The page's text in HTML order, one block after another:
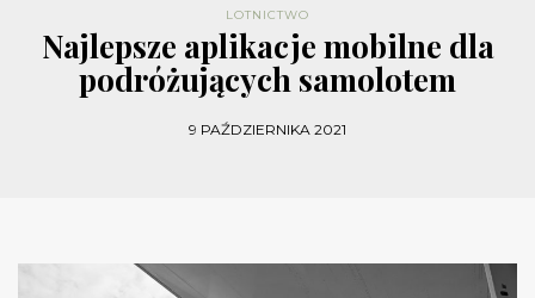
LOTNICTWO
Najlepsze aplikacje mobilne dla
podróżujących samolotem
9 PAŹDZIERNIKA 2021